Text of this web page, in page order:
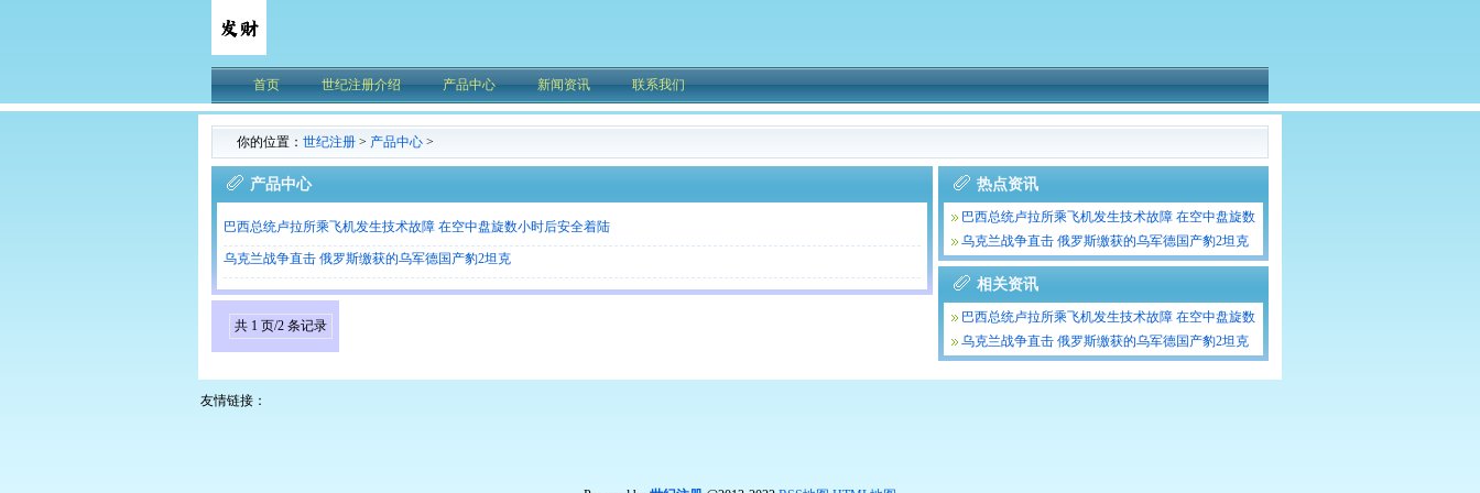
首页 世纪注册介绍 产品中心 新闻资讯 联系我们
你的位置： 世纪注册 > 产品中心 >
产品中心
巴西总统卢拉所乘飞机发生技术故障 在空中盘旋数小时后安全着陆
乌克兰战争直击 俄罗斯缴获的乌军德国产豹2坦克
共 1 页/2 条记录
热点资讯
巴西总统卢拉所乘飞机发生技术故障 在空中盘旋数
小时后安全着陆
乌克兰战争直击 俄罗斯缴获的乌军德国产豹2坦克
相关资讯
巴西总统卢拉所乘飞机发生技术故障 在空中盘旋数
小时后安全着陆
乌克兰战争直击 俄罗斯缴获的乌军德国产豹2坦克
友情链接：